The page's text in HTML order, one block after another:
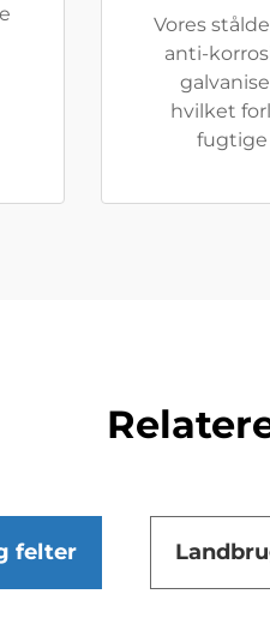
Vores
anti-
hvilket
fugtige
felter